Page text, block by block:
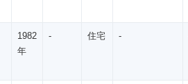
1982
年
- 住宅 -